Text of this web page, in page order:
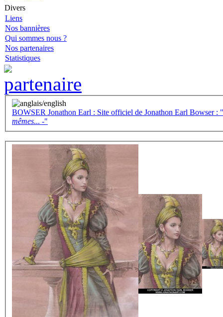
Divers
Liens
Nos bannières
Qui sommes nous ?
Nos partenaires
Statistiques
BOWSER Jonathon Earl : Site officiel de Jonathon Earl Bowser :
mêmes... -"